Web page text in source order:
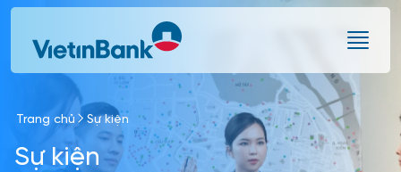
Skip to Main Content
Trang chủ Sự kiện
Sự kiện